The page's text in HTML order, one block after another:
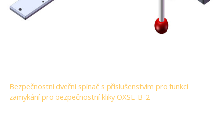
Bezpečnostní dveřní spínač s příslušenstvím pro funkci
zamykání pro bezpečnostní kliky OXSL-B-2